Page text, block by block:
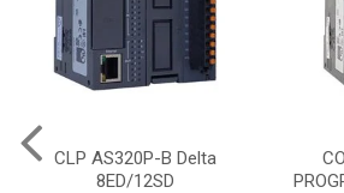
CLP AS320P-B Delta
8ED/12SD